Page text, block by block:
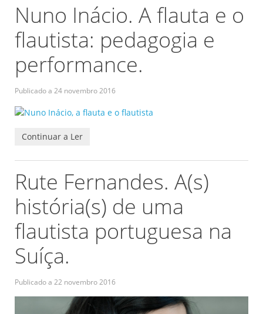
Nuno Inácio. A flauta e o
flautista: pedagogia e
performance.
Publicado a 24 novembro 2016
Continuar a Ler
Rute Fernandes. A(s)
história(s) de uma
flautista portuguesa na
Suíça.
Publicado a 22 novembro 2016